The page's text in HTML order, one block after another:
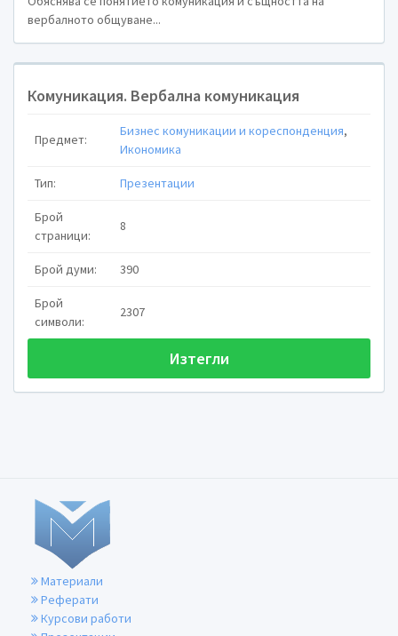
вербалното общуване...
Комуникация. Вербална комуникация
Предмет:
Бизнес комуникации и кореспонденция,
Икономика
Тип: Презентации
Брой
страници:
8
Брой думи: 390
Брой
символи:
2307
Изтегли
Материали
Реферати
Курсови работи